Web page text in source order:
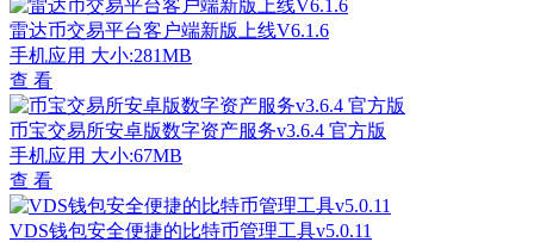
雷达币交易平台客户端新版上线V6.1.6
手机应用 大小:281MB
查 看
币宝交易所安卓版数字资产服务v3.6.4 官方版
手机应用 大小:67MB
查 看
VDS钱包安全便捷的比特币管理工具v5.0.11